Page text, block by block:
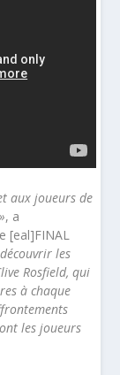
aux joueurs de
, a
[eal]FINAL
les
Rosfield, qui
à chaque
les joueurs